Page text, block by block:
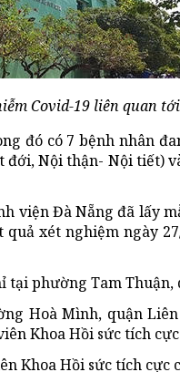
Covid-19 liên quan
đó có 7 bệnh nhân
đới, Nội thận- Nội tiết)
viện Đà Nẵng đã lấy
xét nghiệm ngày
tại phường Tam Thuận,
Hoà Mình, quận
Khoa Hồi sức tích
Khoa Hồi sức tích cực